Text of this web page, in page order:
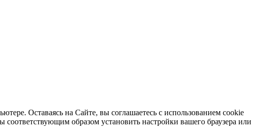
Оставаясь на Сайте, вы соглашаетесь с использованием cookie
образом установить настройки вашего браузера или